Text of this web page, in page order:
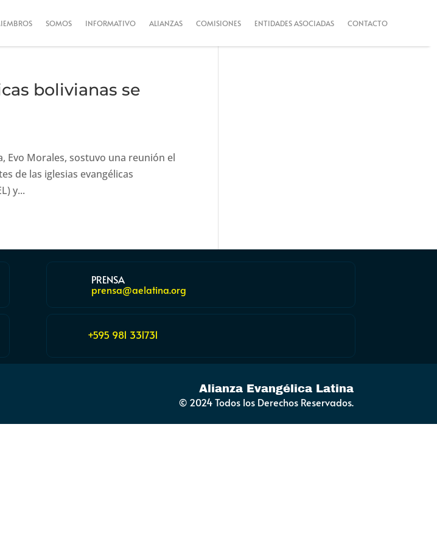
SOMOS INFORMATIVO ALIANZAS COMISIONES ENTIDADES ASOCIADAS CONTACTO
bolivianas se
Evo Morales, sostuvo una reunión el
de las iglesias evangélicas
y...
PRENSA
prensa@aelatina.org
+595 981 331731
Alianza Evangélica Latina
© 2024 Todos los Derechos Reservados.